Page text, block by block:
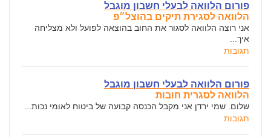
פורום הלוואה לבעלי חשבון מוגבל
הלוואה לסגירת תיקים בהוצל״פ
אני רוצה הלוואה לסגור את החוב בהוצאה לפועל ולא מצליחה
איך...
תגובות
פורום הלוואה לבעלי חשבון מוגבל
הלוואה לסגרית חובות
שלום. שמי ירדן אני מקבל הכנסה קבועה של ביטוח לאומי נכות...
תגובות